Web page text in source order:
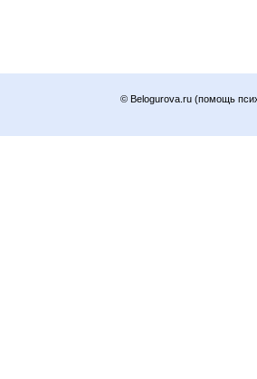
© Belogurova.ru (помощь